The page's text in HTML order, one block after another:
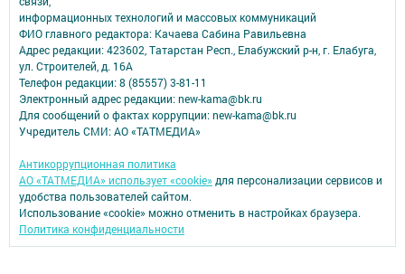
информационных технологий и массовых коммуникаций
ФИО главного редактора: Качаева Сабина Равильевна
Адрес редакции: 423602, Татарстан Респ., Елабужский р-н, г. Елабуга,
ул. Строителей, д. 16А
Телефон редакции: 8 (85557) 3-81-11
Электронный адрес редакции: new-kama@bk.ru
Для сообщений о фактах коррупции: new-kama@bk.ru
Учредитель СМИ: АО «ТАТМЕДИА»
Антикоррупционная политика
АО «ТАТМЕДИА» использует «cookie» для персонализации сервисов и
удобства пользователей сайтом.
Использование «cookie» можно отменить в настройках браузера.
Политика конфиденциальности